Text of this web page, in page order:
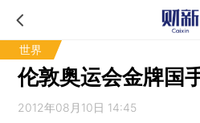
世界
伦敦奥运会金牌国
2012年08月10日 14:45